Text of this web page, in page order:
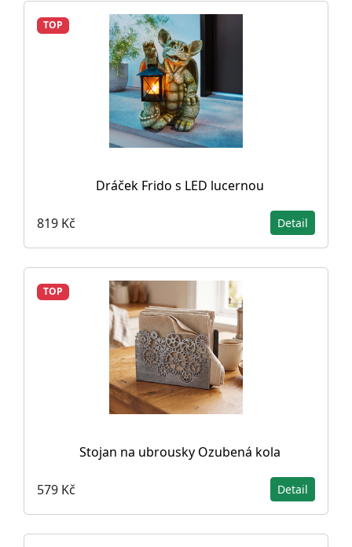
TOP
Dráček Frido s LED lucernou
819 Kč Detail
TOP
Stojan na ubrousky Ozubená kola
579 Kč Detail